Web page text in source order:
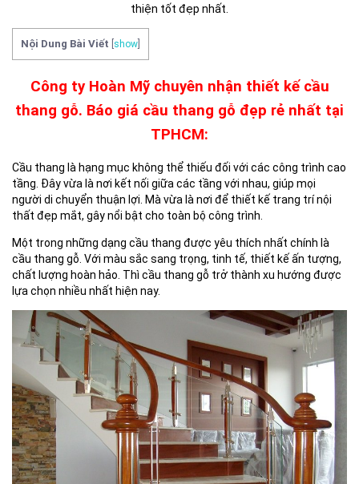
thiện tốt đẹp nhất.
Nội Dung Bài Viết show
Công ty Hoàn Mỹ chuyên nhận thiết kế cầu
thang gỗ. Báo giá cầu thang gỗ đẹp rẻ nhất tại
TPHCM:
Cầu thang là hạng mục không thể thiếu đối với các công trình cao
tầng. Đây vừa là nơi kết nối giữa các tầng với nhau, giúp mọi
người di chuyển thuận lợi. Mà vừa là nơi để thiết kế trang trí nội
thất đẹp mắt, gây nổi bật cho toàn bộ công trình.
Một trong những dạng cầu thang được yêu thích nhất chính là
cầu thang gỗ. Với màu sắc sang trọng, tinh tế, thiết kế ấn tượng,
chất lượng hoàn hảo. Thì cầu thang gỗ trở thành xu hướng được
lựa chọn nhiều nhất hiện nay.